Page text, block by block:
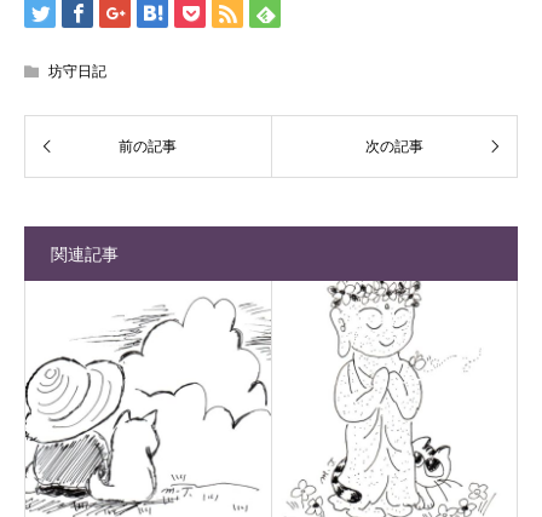
坊守日記
関連記事